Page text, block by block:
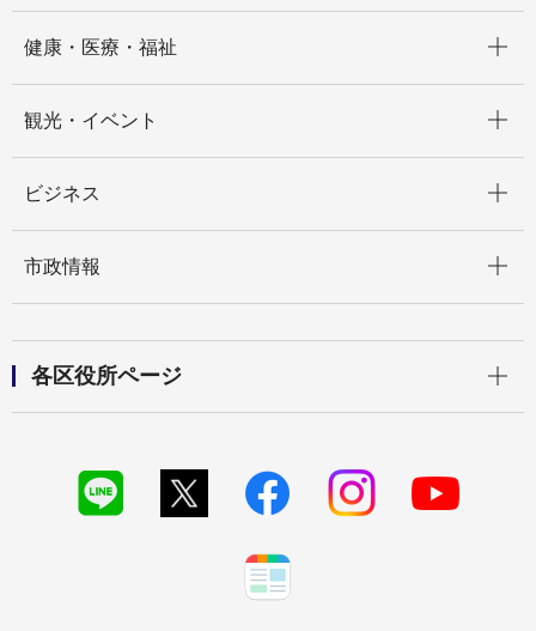
健康・医療・福祉
観光・イベント
ビジネス
市政情報
各区役所ページ